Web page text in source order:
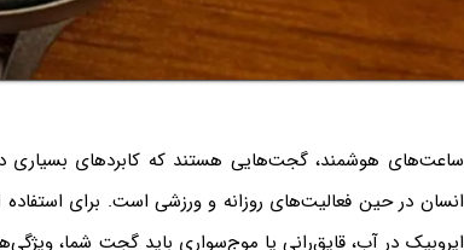
ساعت‌های هوشمند، گجت‌هایی هستند که کابردهای بسیاری
انسان در حین فعالیت‌های روزانه و ورزشی است. برای
ایروبیک در آب، قایق‌رانی یا موج‌‌سواری باید گجت شما،